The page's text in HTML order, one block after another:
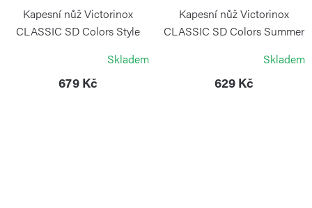
Kapesní nůž Victorinox
CLASSIC SD Colors Style
Skladem
679 Kč
Kapesní nůž Victorinox
CLASSIC SD Colors Summer
Skladem
629 Kč